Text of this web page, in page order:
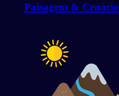
Paisagem & Cenário